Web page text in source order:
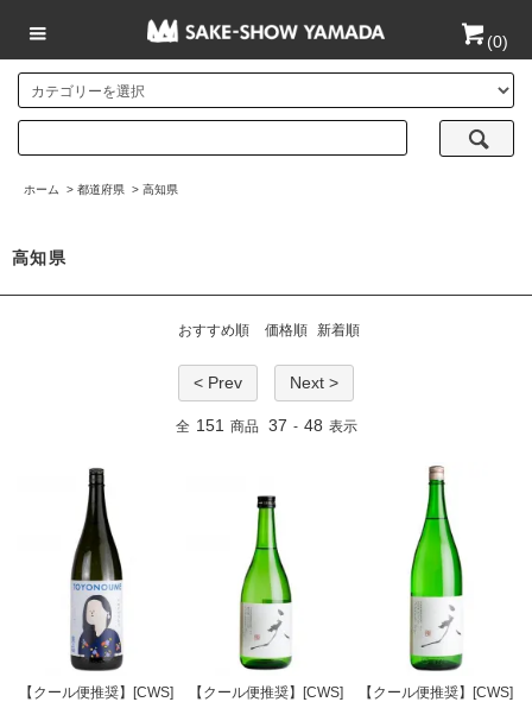
(0)
ホーム > 都道府県 > 高知県
高知県
おすすめ順 価格順 新着順
< Prev Next >
全 151 商品 37 - 48 表示
【クール便推奨】[CWS]
【クール便推奨】[CWS]
【クール便推奨】[CWS]